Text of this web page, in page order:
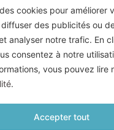
cookies pour améliorer
des publicités ou
analyser notre trafic. En
consentez à notre
vous pouvez lire
.
Accepter tout
Contactez-Nous
Haute Définition Image &
8, Avenue Geoffroy Saint-